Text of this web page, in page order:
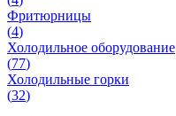
Фритюрницы
(4)
Холодильное оборудование
(77)
Холодильные горки
(32)